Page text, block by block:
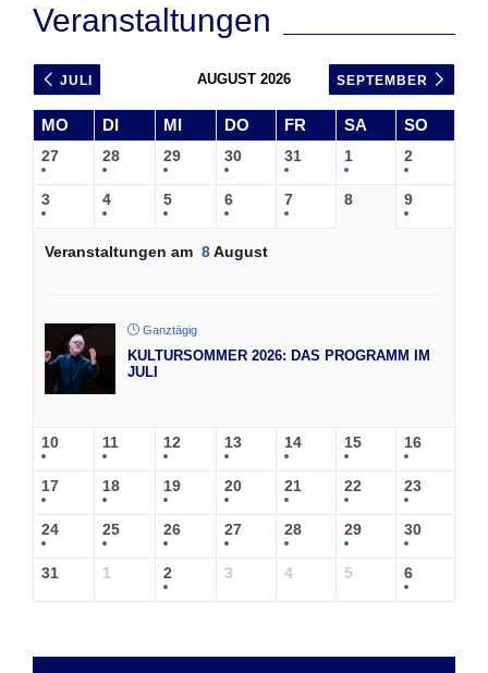
Veranstaltungen
JULI AUGUST 2026 SEPTEMBER
MO DI MI DO FR SA SO
27 28 29 30 31 1 2
3 4 5 6 7 8 9
Veranstaltungen am 8August
Ganztägig
KULTURSOMMER 2026: DAS PROGRAMM IM
JULI
10 11 12 13 14 15 16
17 18 19 20 21 22 23
24 25 26 27 28 29 30
31 1 2 3 4 5 6